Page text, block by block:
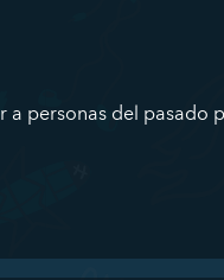
personas del pasado